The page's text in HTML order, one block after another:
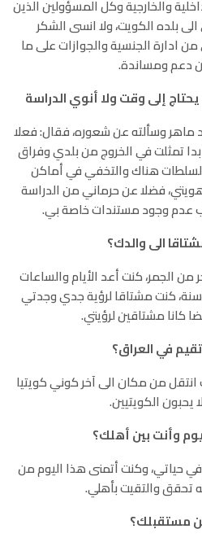
والخارجية وكل المسؤولين الذين
بلده الكويت، ولا انسى الشكر
ادارة الجنسية والجوازات على ما
دعم ومساندة.
إلى وقت ولا أنوي الدراسة
ماهر وسألته عن شعوره، فقال: فعلا
تمثلت في الخروج من بلدي وفراق
هناك والتخفي في أماكن
فضلا عن حرماني من الدراسة
عدم وجود مستندات خاصة بي.
الى والدك؟
من الجمر، كنت أعد الأيام والساعات
لالتقي به بعد حرمان دام 26 سنة، كنت مشتاقا لرؤية جدي وجدتي
كانا مشتاقين لرؤيتي.
في العراق؟
من مكان الى آخر كوني كويتيا
يحبون الكويتيين.
وأنت بين أهلك؟
حياتي، وكنت أتمنى هذا اليوم من
تحقق والتقيت بأهلي.
مستقبلك؟